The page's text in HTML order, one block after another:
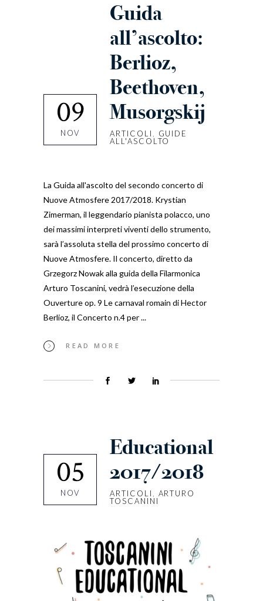
09
NOV
Guida
all’ascolto:
Berlioz,
Beethoven,
Musorgskij
ARTICOLI , GUIDE
ALL'ASCOLTO
La Guida all'ascolto del secondo concerto di
Nuove Atmosfere 2017/2018. Krystian
Zimerman, il leggendario pianista polacco, uno
dei massimi interpreti viventi dello strumento,
sarà l’assoluta stella del prossimo concerto di
Nuove Atmosfere. Il concerto, diretto da
Grzegorz Nowak alla guida della Filarmonica
Arturo Toscanini, vedrà l’esecuzione della
Ouverture op. 9 Le carnaval romain di Hector
Berlioz, il Concerto n.4 per
READ MORE
05
NOV
Educational
2017/2018
ARTICOLI
ARTURO
TOSCANINI